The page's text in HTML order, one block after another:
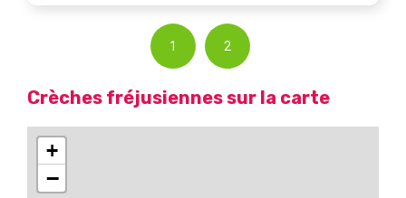
1 2
Crèches fréjusiennes sur la carte
+
−